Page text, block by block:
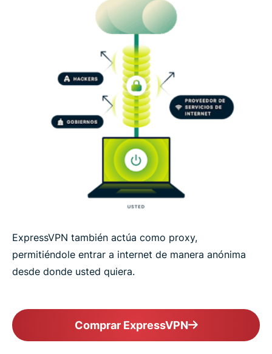
Cómo usar una VPN sin compromiso
ExpressVPN también actúa como proxy,
permitiéndole entrar a internet de manera anónima
desde donde usted quiera.
Comprar ExpressVPN